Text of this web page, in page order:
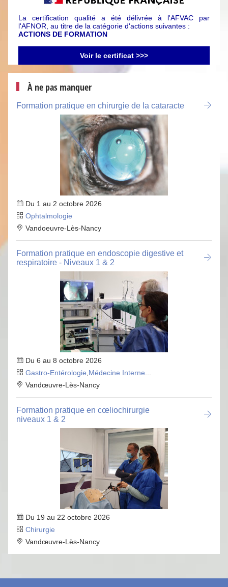
La certification qualité a été délivrée à l'AFVAC par
l'AFNOR, au titre de la catégorie d'actions suivantes :
ACTIONS DE FORMATION
Voir le certificat >>>
À ne pas manquer
Formation pratique en chirurgie de la cataracte
Du 1 au 2 octobre 2026
Ophtalmologie
Vandoeuvre-Lès-Nancy
Formation pratique en endoscopie digestive et
respiratoire - Niveaux 1 & 2
Du 6 au 8 octobre 2026
Gastro-Entérologie Médecine Interne
Vandœuvre-Lès-Nancy
Formation pratique en cœliochirurgie
niveaux 1 & 2
Du 19 au 22 octobre 2026
Chirurgie
Vandœuvre-Lès-Nancy